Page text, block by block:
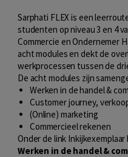
Sarphati FLEX is een
studenten op niveau 3 en 4
Commercie en Ondernemer
acht modules en dekt de
werkprocessen tussen de
De acht modules zijn
Werken in de handel &
Customer journey,
(Online) marketing
Commercieel rekenen
Onder de link Inkijkexemplaar
Werken in de handel &